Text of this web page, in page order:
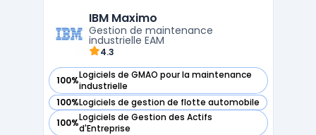
surtout présent en Asie mais continue de
gagner en popularité ...
IBM Maximo
Gestion de maintenance
industrielle EAM
4.3
100%Logiciels de GMAO pour la maintenance
industrielle
— voir IBM Maximo dans cette catégorie
100%Logiciels de gestion de flotte automobile
— voir IBM Maximo dans cette catégorie
100%Logiciels de Gestion des Actifs
d'Entreprise
— voir IBM Maximo dans cette catégorie